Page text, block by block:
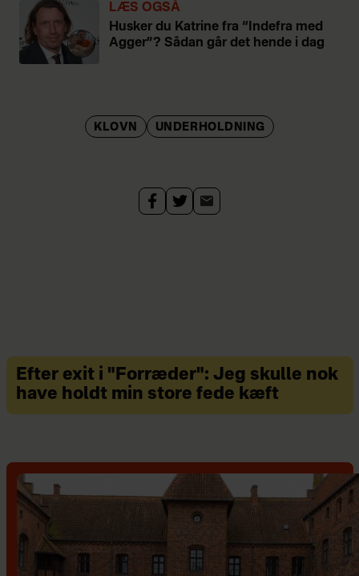
LÆS OGSÅ
Husker du Katrine fra “Indefra med
Agger”? Sådan går det hende i dag
KLOVN UNDERHOLDNING
Efter exit i "Forræder": Jeg skulle nok
have holdt min store fede kæft